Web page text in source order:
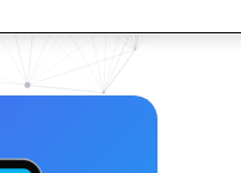
chez Quadient
notre équipe
d'un monde connecté et
Communications
Quadient signe un
conforter la